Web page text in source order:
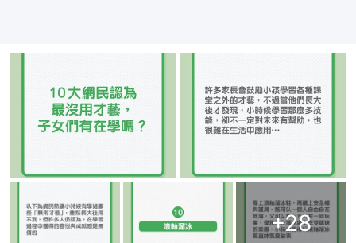
+28